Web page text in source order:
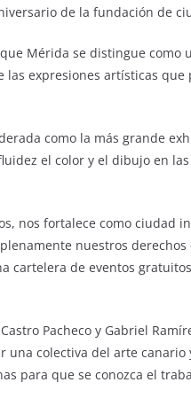
de la fundación de
Mérida se distingue como
expresiones artísticas que
como la más grande
el color y el dibujo en
nos fortalece como ciudad
nuestros
cartelera de eventos
Pacheco y Gabriel
colectiva del arte canario
para que se conozca el